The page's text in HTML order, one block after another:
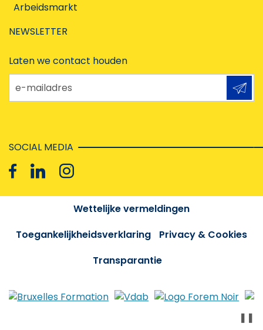
Arbeidsmarkt
NEWSLETTER
Laten we contact houden
e-mailadres
SOCIAL MEDIA
Wettelijke vermeldingen
Toegankelijkheidsverklaring
Privacy & Cookies
Transparantie
❚❚